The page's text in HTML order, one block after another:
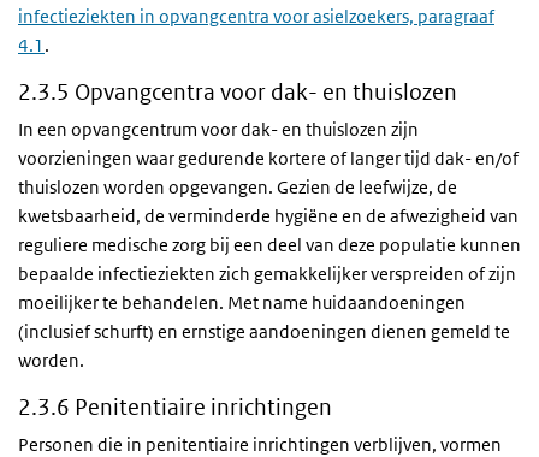
infectieziekten in opvangcentra voor asielzoekers, paragraaf
4.1 .
2.3.5 Opvangcentra voor dak- en thuislozen
In een opvangcentrum voor dak- en thuislozen zijn
voorzieningen waar gedurende kortere of langer tijd dak- en/of
thuislozen worden opgevangen. Gezien de leefwijze, de
kwetsbaarheid, de verminderde hygiëne en de afwezigheid van
reguliere medische zorg bij een deel van deze populatie kunnen
bepaalde infectieziekten zich gemakkelijker verspreiden of zijn
moeilijker te behandelen. Met name huidaandoeningen
(inclusief schurft) en ernstige aandoeningen dienen gemeld te
worden.
2.3.6 Penitentiaire inrichtingen
Personen die in penitentiaire inrichtingen verblijven, vormen